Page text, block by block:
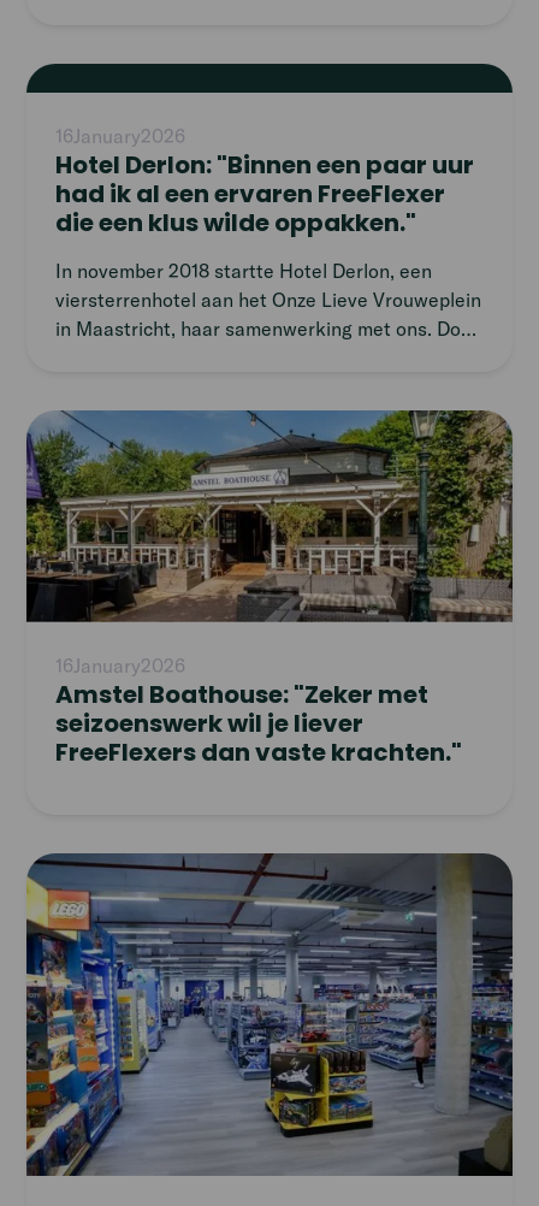
ons samen. We zijn nieuwsgierig waarom en
vroegen Tim, Food & Beverage Manager, ‘t hemd
van het lijf.
16January2026
Hotel Derlon: "Binnen een paar uur
had ik al een ervaren FreeFlexer
die een klus wilde oppakken."
In november 2018 startte Hotel Derlon, een
viersterrenhotel aan het Onze Lieve Vrouweplein
in Maastricht, haar samenwerking met ons. Door
vervullen. We vroegen Sione Götte, General
Manager bij Hotel Derlon, over haar ervaringen
met ons platform.
Read
16January2026
Amstel Boathouse: "Zeker met
seizoenswerk wil je liever
FreeFlexers dan vaste krachten."
Read
article
Read
article